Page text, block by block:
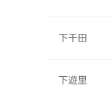
下千田
下遊里